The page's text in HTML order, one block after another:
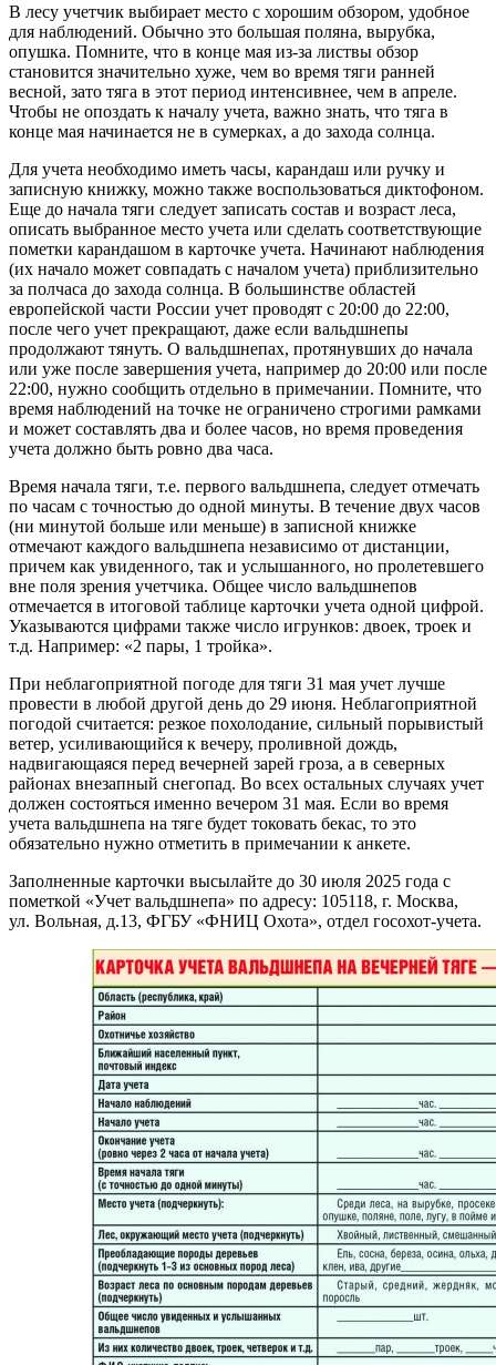
В лесу учетчик выбирает место с хорошим обзором, удобное
для наблюдений. Обычно это большая поляна, вырубка,
опушка. Помните, что в конце мая из-за листвы обзор
становится значительно хуже, чем во время тяги ранней
весной, зато тяга в этот период интенсивнее, чем в апреле.
Чтобы не опоздать к началу учета, важно знать, что тяга в
конце мая начинается не в сумерках, а до захода солнца.
Для учета необходимо иметь часы, карандаш или ручку и
записную книжку, можно также воспользоваться диктофоном.
Еще до начала тяги следует записать состав и возраст леса,
описать выбранное место учета или сделать соответствующие
пометки карандашом в карточке учета. Начинают наблюдения
(их начало может совпадать с началом учета) приблизительно
за полчаса до захода солнца. В большинстве областей
европейской части России учет проводят с 20:00 до 22:00,
после чего учет прекращают, даже если вальдшнепы
продолжают тянуть. О вальдшнепах, протянувших до начала
или уже после завершения учета, например до 20:00 или после
22:00, нужно сообщить отдельно в примечании. Помните, что
время наблюдений на точке не ограничено строгими рамками
и может составлять два и более часов, но время проведения
учета должно быть ровно два часа.
Время начала тяги, т.е. первого вальдшнепа, следует отмечать
по часам с точностью до одной минуты. В течение двух часов
(ни минутой больше или меньше) в записной книжке
отмечают каждого вальдшнепа независимо от дистанции,
причем как увиденного, так и услышанного, но пролетевшего
вне поля зрения учетчика. Общее число вальдшнепов
отмечается в итоговой таблице карточки учета одной цифрой.
Указываются цифрами также число игрунков: двоек, троек и
т.д. Например: «2 пары, 1 тройка».
При неблагоприятной погоде для тяги 31 мая учет лучше
провести в любой другой день до 29 июня. Неблагоприятной
погодой считается: резкое похолодание, сильный порывистый
ветер, усиливающийся к вечеру, проливной дождь,
надвигающаяся перед вечерней зарей гроза, а в северных
районах внезапный снегопад. Во всех остальных случаях учет
должен состояться именно вечером 31 мая. Если во время
учета вальдшнепа на тяге будет токовать бекас, то это
обязательно нужно отметить в примечании к анкете.
Заполненные карточки высылайте до 30 июля 2025 года с
пометкой «Учет вальдшнепа» по адресу: 105118, г. Москва,
ул. Вольная, д.13, ФГБУ «ФНИЦ Охота», отдел госохот-учета.